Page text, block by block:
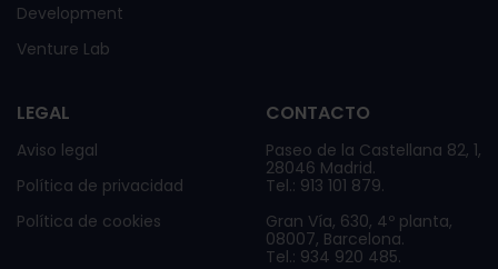
Development
Venture Lab
LEGAL
Aviso legal
Política de privacidad
Política de cookies
CONTACTO
Paseo de la Castellana 82, 1,
28046 Madrid.
Tel.: 913 101 879.
Gran Vía, 630, 4º planta,
08007, Barcelona.
Tel.: 934 920 485.